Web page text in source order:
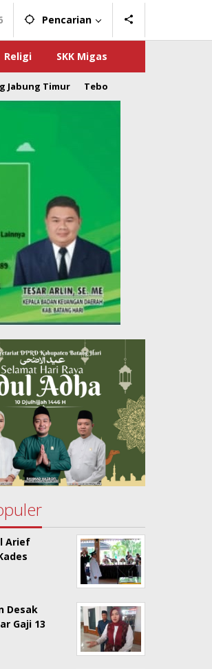
Pencarian
Religi SKK Migas
Jabung Timur Tebo
Arief
Desak
Gaji 13